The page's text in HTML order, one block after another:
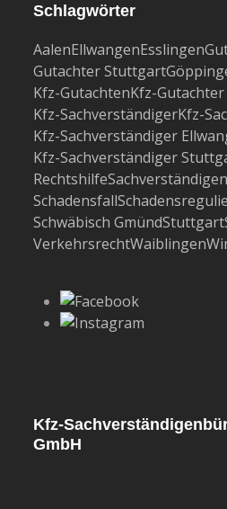
Schlagwörter
AalenEllwangenEsslingen
Gutachter Stuttgart
Kfz-GutachtenKfz-
Kfz-SachverständigerKfz-
Kfz-Sachverständiger
Kfz-Sachverständiger
Rechtshilfe
Schadensfall
Schwäbisch GmündStuttgart
VerkehrsrechtWaiblingen
Kfz-
GmbH